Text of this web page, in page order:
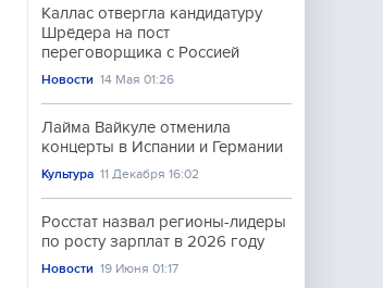
Каллас отвергла кандидатуру
Шрёдера на пост
переговорщика с Россией
Новости 14 Мая 01:26
Лайма Вайкуле отменила
концерты в Испании и Германии
Культура 11 Декабря 16:02
Росстат назвал регионы-лидеры
по росту зарплат в 2026 году
Новости 19 Июня 01:17